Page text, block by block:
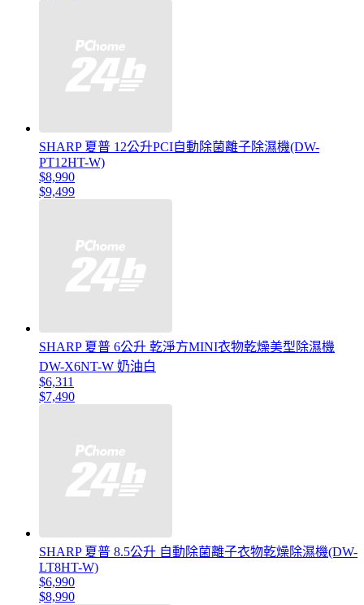
SHARP 夏普 12公升PCI自動除菌離子除濕機(DW-
PT12HT-W)
$8,990
$9,499
SHARP 夏普 6公升 乾淨方MINI衣物乾燥美型除濕機
DW-X6NT-W 奶油白
$6,311
$7,490
SHARP 夏普 8.5公升 自動除菌離子衣物乾燥除濕機(DW-
LT8HT-W)
$6,990
$8,990